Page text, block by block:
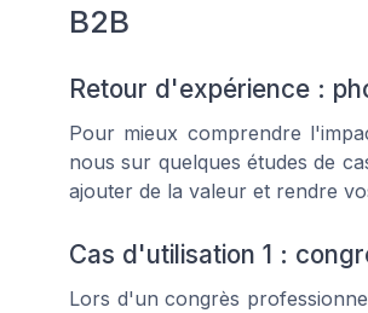
B2B
Retour d'expérience :
Pour mieux comprendre
nous sur quelques études de
ajouter de la valeur et rendre
Cas d'utilisation 1 :
Lors d'un congrès